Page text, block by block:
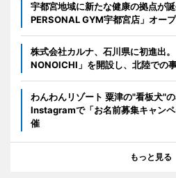
宇都宮地域に新たな健康の拠点が
PERSONAL GYM宇都宮店」オープ
株式会社カルナ、石川県に初進出
NONOICHI」を開設し、北陸での
わんわんリゾート 粟津の"看板犬"
Instagramで「お名前募集キャン
催
もっと見る